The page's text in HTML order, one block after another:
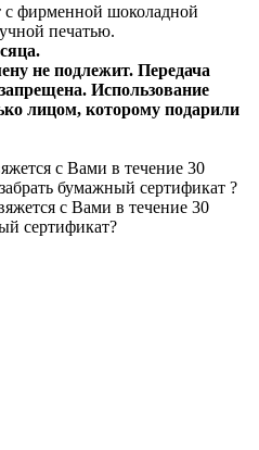
фирменной шоколадной
печатью.
не подлежит. Передача
Использование
лицом, которому подарили
с Вами в течение 30
бумажный сертификат ?
с Вами в течение 30
сертификат?